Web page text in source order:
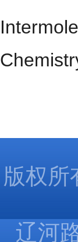
版权所
辽河